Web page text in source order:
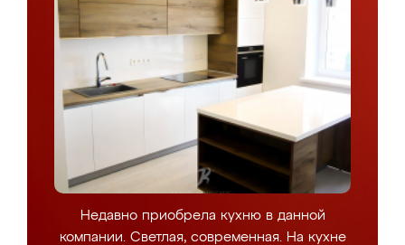
Недавно приобрела кухню в данной
компании. Светлая, современная. На кухне